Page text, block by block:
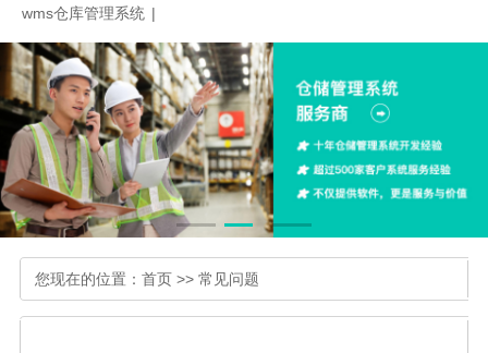
wms仓库管理系统 |
您现在的位置：首页 >>常见问题